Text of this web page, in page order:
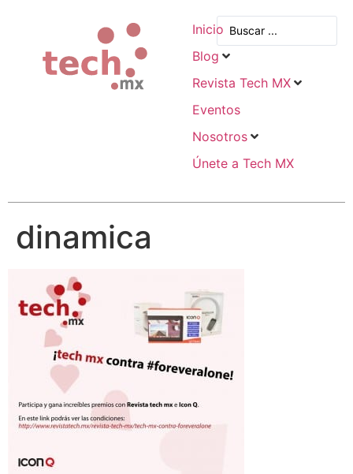
Inicio
Blog
Revista Tech MX
Eventos
Nosotros
Únete a Tech MX
dinamica